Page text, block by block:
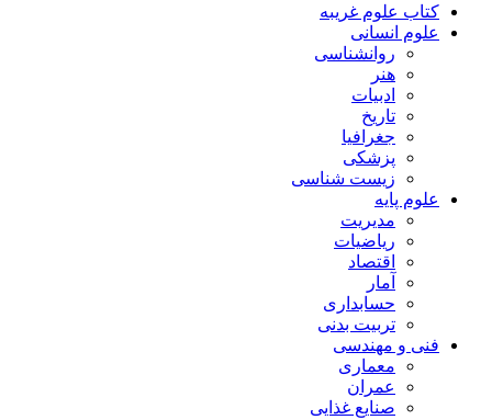
کتاب علوم غریبه
علوم انسانی
روانشناسی
هنر
ادبیات
تاریخ
جغرافیا
پزشکی
زیست شناسی
علوم پایه
مدیریت
ریاضیات
اقتصاد
آمار
حسابداری
تربیت بدنی
فنی و مهندسی
معماری
عمران
صنایع غذایی